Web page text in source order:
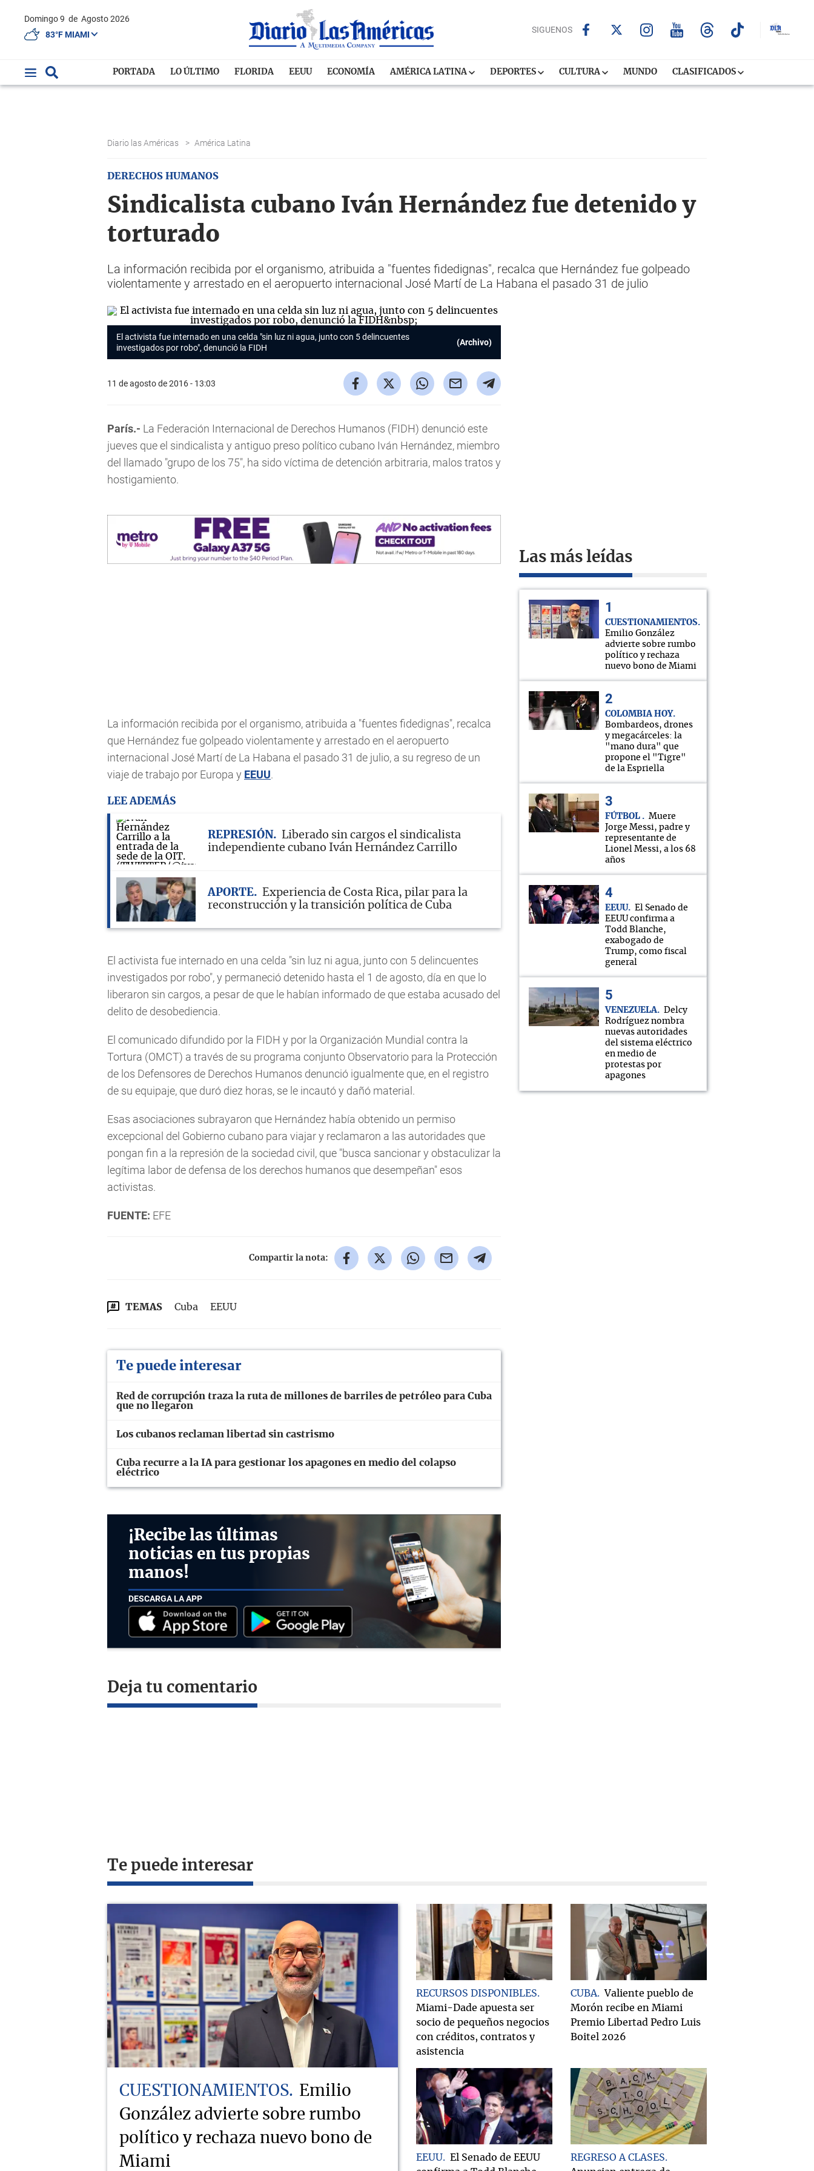
Domingo 9 de Agosto 2026
83°F MIAMI
SIGUENOS
PORTADA LO ÚLTIMO FLORIDA EEUU ECONOMÍA AMÉRICA LATINA DEPORTES CULTURA MUNDO CLASIFICADOS
Diario las Américas > América Latina
DERECHOS HUMANOS
Sindicalista cubano Iván Hernández fue detenido y
torturado
La información recibida por el organismo, atribuida a "fuentes fidedignas", recalca que Hernández fue golpeado
violentamente y arrestado en el aeropuerto internacional José Martí de La Habana el pasado 31 de julio
El activista fue internado en una celda "sin luz ni agua, junto con 5 delincuentes
investigados por robo", denunció la FIDH
(Archivo)
11 de agosto de 2016 - 13:03
París.- La Federación Internacional de Derechos Humanos (FIDH) denunció este
jueves que el sindicalista y antiguo preso político cubano Iván Hernández, miembro
del llamado "grupo de los 75", ha sido víctima de detención arbitraria, malos tratos y
hostigamiento.
La información recibida por el organismo, atribuida a "fuentes fidedignas", recalca
que Hernández fue golpeado violentamente y arrestado en el aeropuerto
internacional José Martí de La Habana el pasado 31 de julio, a su regreso de un
viaje de trabajo por Europa y EEUU.
LEE ADEMÁS
REPRESIÓN
Liberado sin cargos el sindicalista
independiente cubano Iván Hernández Carrillo
APORTE
Experiencia de Costa Rica, pilar para la
reconstrucción y la transición política de Cuba
El activista fue internado en una celda "sin luz ni agua, junto con 5 delincuentes
investigados por robo", y permaneció detenido hasta el 1 de agosto, día en que lo
liberaron sin cargos, a pesar de que le habían informado de que estaba acusado del
delito de desobediencia.
El comunicado difundido por la FIDH y por la Organización Mundial contra la
Tortura (OMCT) a través de su programa conjunto Observatorio para la Protección
de los Defensores de Derechos Humanos denunció igualmente que, en el registro
de su equipaje, que duró diez horas, se le incautó y dañó material.
Esas asociaciones subrayaron que Hernández había obtenido un permiso
excepcional del Gobierno cubano para viajar y reclamaron a las autoridades que
pongan fin a la represión de la sociedad civil, que "busca sancionar y obstaculizar la
legítima labor de defensa de los derechos humanos que desempeñan" esos
activistas.
FUENTE: EFE
Compartir la nota:
TEMAS Cuba EEUU
Te puede interesar
Red de corrupción traza la ruta de millones de barriles de petróleo para Cuba
que no llegaron
Los cubanos reclaman libertad sin castrismo
Cuba recurre a la IA para gestionar los apagones en medio del colapso
eléctrico
¡Recibe las últimas
noticias en tus propias
manos!
DESCARGA LA APP
Deja tu comentario
Las más leídas
CUESTIONAMIENTOS
Emilio González
advierte sobre rumbo
político y rechaza
nuevo bono de Miami
COLOMBIA HOY
Bombardeos, drones
y megacárceles: la
"mano dura" que
propone el "Tigre"
de la Espriella
FÚTBOL
Muere
Jorge Messi, padre y
representante de
Lionel Messi, a los 68
años
EEUU
El Senado de
EEUU confirma a
Todd Blanche,
exabogado de
Trump, como fiscal
general
VENEZUELA
Delcy
Rodríguez nombra
nuevas autoridades
del sistema eléctrico
en medio de
protestas por
apagones
Te puede interesar
CUESTIONAMIENTOS
Emilio
González advierte sobre rumbo
político y rechaza nuevo bono de
Miami
RECURSOS DISPONIBLES
Miami-Dade apuesta ser
socio de pequeños negocios
con créditos, contratos y
asistencia
CUBA
Valiente pueblo de
Morón recibe en Miami
Premio Libertad Pedro Luis
Boitel 2026
EEUU
El Senado de EEUU
REGRESO A CLASES